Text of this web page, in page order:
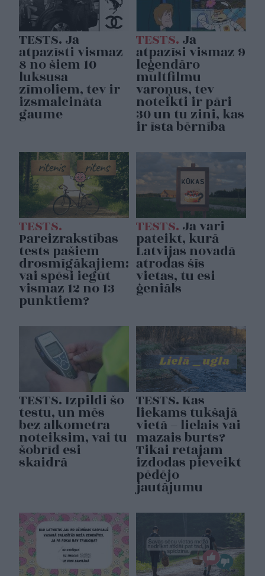
TESTS. Ja
atpazīsti vismaz
8 no šiem 10
luksusa
zīmoliem, tev ir
izsmalcināta
gaume
TESTS. Ja
atpazīsi vismaz 9
leģendāro
multfilmu
varoņus, tev
noteikti ir pāri
30 un tu zini, kas
ir īsta bērnība
TESTS.
Pareizrakstības
tests pašiem
drosmīgākajiem:
vai spēsi iegūt
vismaz 12 no 13
punktiem?
TESTS. Ja vari
pateikt, kurā
Latvijas novadā
atrodas šīs
vietas, tu esi
ģeniāls
TESTS. Izpildi šo
testu, un mēs
bez alkometra
noteiksim, vai tu
šobrīd esi
skaidrā
TESTS. Kas
liekams tukšajā
vietā – lielais vai
mazais burts?
Tikai retajam
izdodas pieveikt
pēdējo
jautājumu